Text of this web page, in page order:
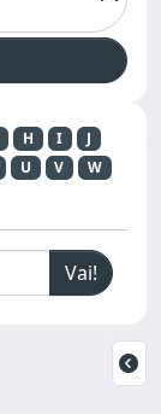
H I
J
U V
W